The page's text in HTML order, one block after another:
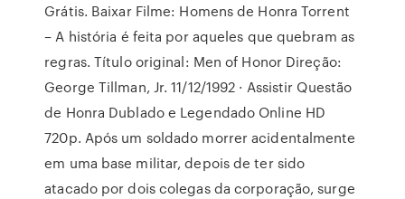
Grátis. Baixar Filme: Homens de Honra Torrent
– A história é feita por aqueles que quebram as
regras. Título original: Men of Honor Direção:
George Tillman, Jr. 11/12/1992 · Assistir Questão
de Honra Dublado e Legendado Online HD
720p. Após um soldado morrer acidentalmente
em uma base militar, depois de ter sido
atacado por dois colegas da corporação, surge